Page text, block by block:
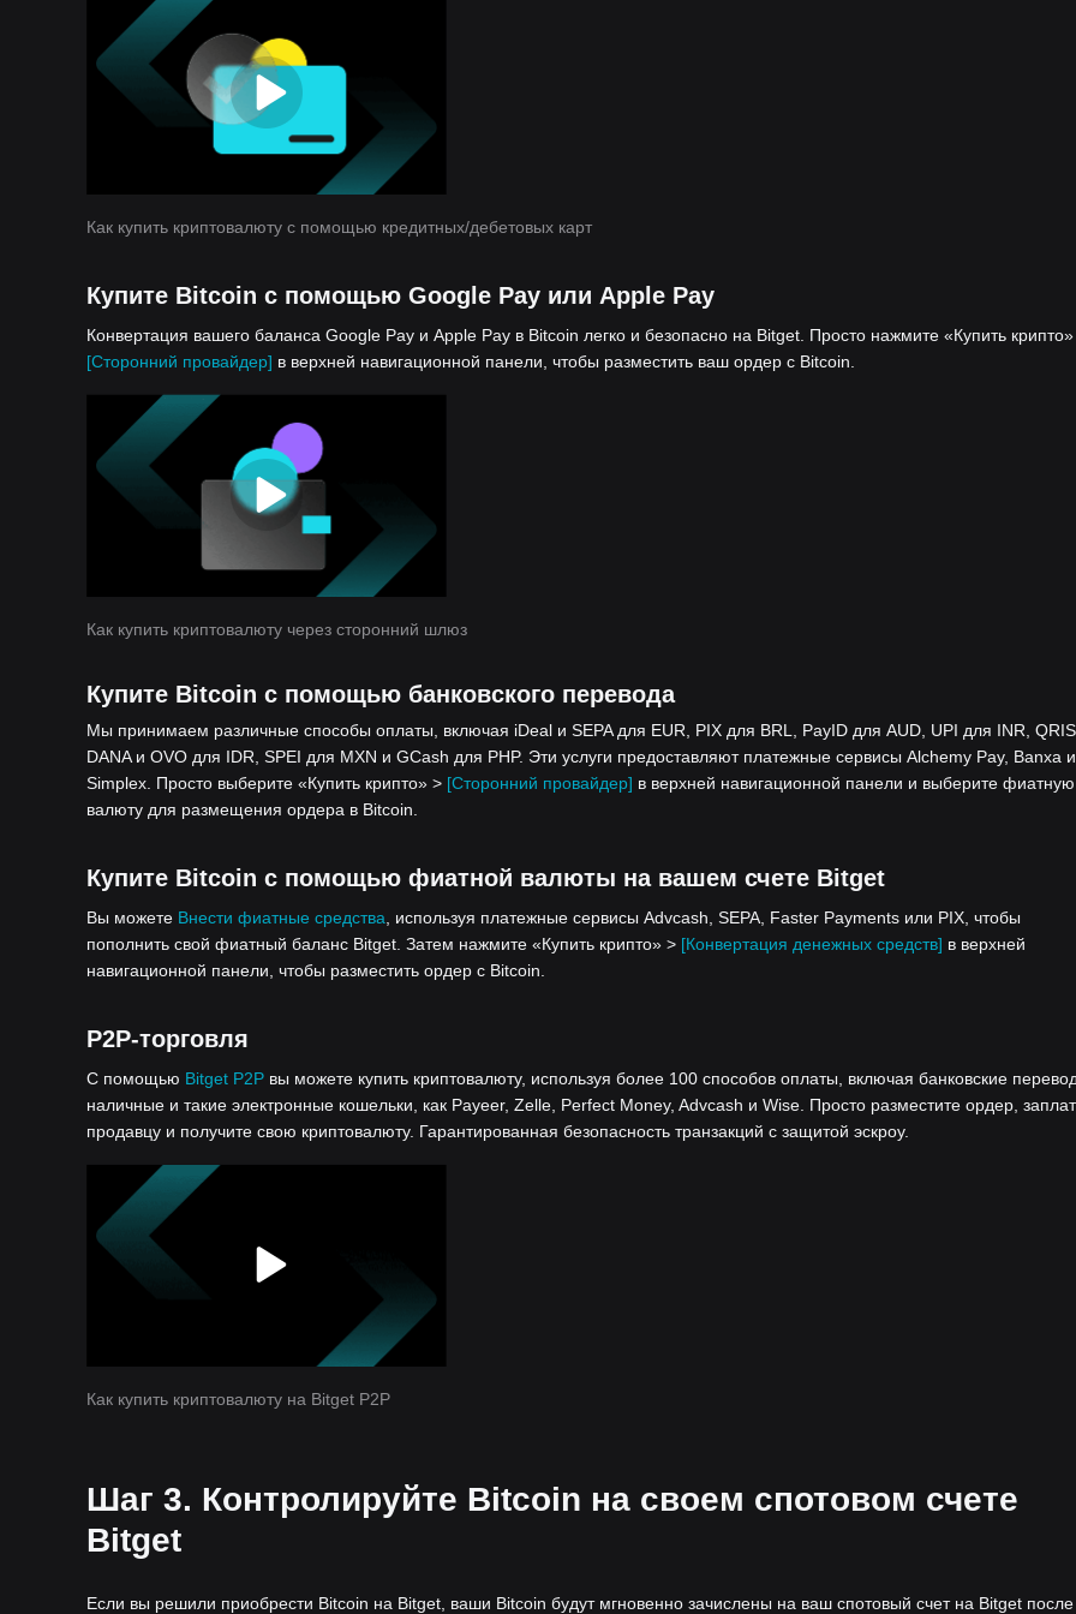
Как купить криптовалюту с помощью кредитных/дебетовых карт
Купите Bitcoin с помощью Google Pay или Apple Pay
Конвертация вашего баланса Google Pay и Apple Pay в Bitcoin легко и безопасно на Bitget. Просто нажмите «Купить
[Сторонний провайдер] в верхней навигационной панели, чтобы разместить ваш ордер с Bitcoin.
Как купить криптовалюту через сторонний шлюз
Купите Bitcoin с помощью банковского перевода
Мы принимаем различные способы оплаты, включая iDeal и SEPA для EUR, PIX для BRL, PayID для AUD, UPI для INR,
DANA и OVO для IDR, SPEI для MXN и GCash для PHP. Эти услуги предоставляют платежные сервисы Alchemy Pay, Banxa и
Simplex. Просто выберите «Купить крипто» > [Сторонний провайдер] в верхней навигационной панели и выберите фиатную
валюту для размещения ордера в Bitcoin.
Купите Bitcoin с помощью фиатной валюты на вашем счете Bitget
Вы можете Внести фиатные средства , используя платежные сервисы Advcash, SEPA, Faster Payments или PIX, чтобы
пополнить свой фиатный баланс Bitget. Затем нажмите «Купить крипто» > [Конвертация денежных средств] в верхней
навигационной панели, чтобы разместить ордер с Bitcoin.
P2P-торговля
С помощью Bitget P2P вы можете купить криптовалюту, используя более 100 способов оплаты, включая банковские
наличные и такие электронные кошельки, как Payeer, Zelle, Perfect Money, Advcash и Wise. Просто разместите ордер,
продавцу и получите свою криптовалюту. Гарантированная безопасность транзакций с защитой эскроу.
Как купить криптовалюту на Bitget P2P
Шаг 3. Контролируйте Bitcoin на своем спотовом счете
Bitget
Если вы решили приобрести Bitcoin на Bitget, ваши Bitcoin будут мгновенно зачислены на ваш спотовый счет на Bitget после